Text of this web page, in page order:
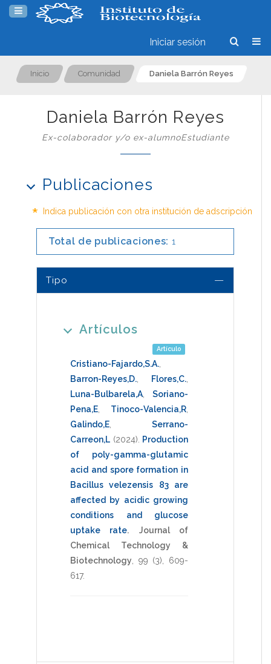
Iniciar sesión
Inicio Comunidad Daniela Barrón Reyes
Daniela Barrón Reyes
Ex-colaborador y/o ex-alumnoEstudiante
Publicaciones
* Indica publicación con otra institución de adscripción
Total de publicaciones: 1
Tipo
Artículos
Artículo
Cristiano-Fajardo,S.A.
Barron-Reyes,D.
Flores,C.
Luna-Bulbarela,A
Soriano-
Pena,E
Tinoco-Valencia,R
Galindo,E
Serrano-
Carreon,L (2024) Production
of poly-gamma-glutamic
acid and spore formation in
Bacillus velezensis 83 are
affected by acidic growing
conditions and glucose
uptake rate.
Journal of
Chemical Technology &
Biotechnology
99 (3), 609-
617.